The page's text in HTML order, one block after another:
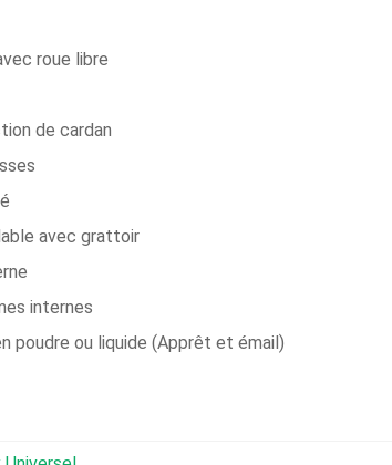
roue libre
de cardan
avec grattoir
internes
poudre ou liquide (Apprêt et émail)